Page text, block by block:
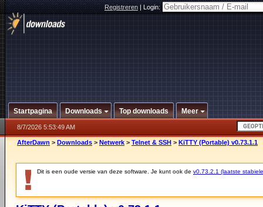
Registreren|Login:
Startpagina Downloads Top downloads Meer
8/7/2026 5:53:49 AM
AfterDawn > Downloads > Netwerk > Telnet & SSH > KiTTY (Portable) v0.73.1.1
Dit is een oude versie van deze software. Je kunt ook de v0.73.2.1 (laatste